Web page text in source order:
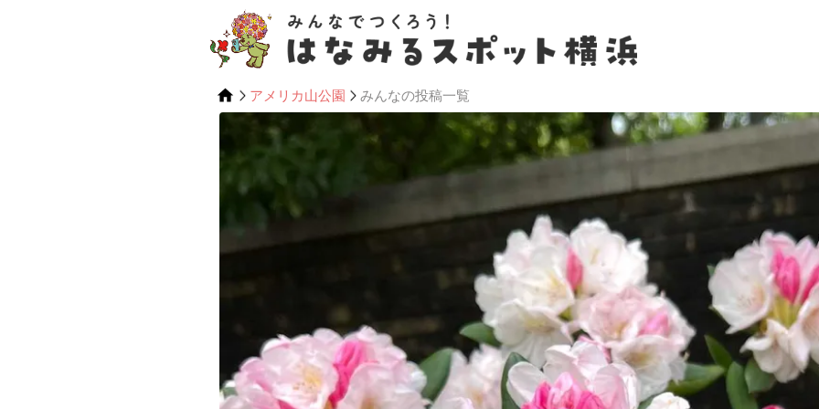
アメリカ山公園 みんなの投稿一覧